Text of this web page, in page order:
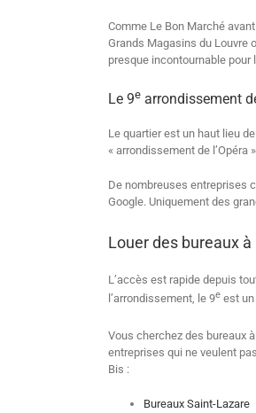
Comme Le Bon Marché
Grands Magasins du Louvre
presque incontournable pour
Le 9e arrondissement
Le quartier est un haut lieu
« arrondissement de l’Opéra
De nombreuses entreprises
Google. Uniquement des
Louer des bureaux à
L’accès est rapide depuis
l’arrondissement, le 9e est
Vous cherchez des bureaux
entreprises qui ne veulent
Bis :
Bureaux Saint-Lazare